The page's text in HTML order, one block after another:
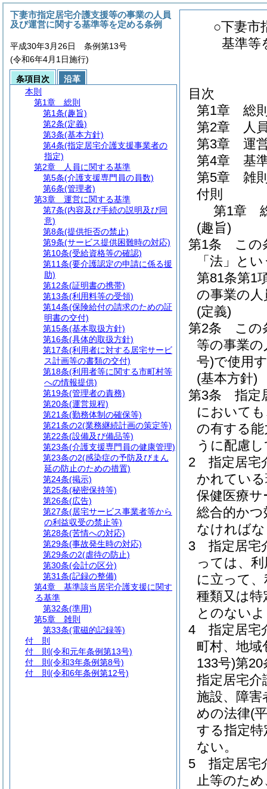
○下妻市
基準等
目次
第1章
総
第2章
人
第3章
運
第4章
基
第5章
雑
付則
第1章
(趣旨)
第1条
この
「法」と
第81条第1
の事業の
(定義)
第2条
この
等の事業
号)で使用
(基本方針)
第3条
指定
において
の有する
うに配慮
2
指定居宅
かれてい
保健医療
総合的か
なければ
3
指定居宅
っては、
に立って
種類又は
とのない
4
指定居宅
町村、地
133号)第20
指定居宅介
施設、障
めの法律(
する指定
ない。
5
指定居宅
止等のた
下妻市指定居宅介護支援等の事業の人員
及び運営に関する基準等を定める条例
平成30年3月26日 条例第13号
(令和6年4月1日施行)
条項目次
沿革
本則
第1章
総則
第1条(趣旨)
第2条(定義)
第3条(基本方針)
第4条(指定居宅介護支援事業者の
指定)
第2章
人員に関する基準
第5条(介護支援専門員の員数)
第6条(管理者)
第3章
運営に関する基準
第7条(内容及び手続の説明及び同
意)
第8条(提供拒否の禁止)
第9条(サービス提供困難時の対応)
第10条(受給資格等の確認)
第11条(要介護認定の申請に係る援
助)
第12条(証明書の携帯)
第13条(利用料等の受領)
第14条(保険給付の請求のための証
明書の交付)
第15条(基本取扱方針)
第16条(具体的取扱方針)
第17条(利用者に対する居宅サービ
ス計画等の書類の交付)
第18条(利用者等に関する市町村等
への情報提供)
第19条(管理者の責務)
第20条(運営規程)
第21条(勤務体制の確保等)
第21条の2(業務継続計画の策定等)
第22条(設備及び備品等)
第23条(介護支援専門員の健康管理)
第23条の2(感染症の予防及びまん
延の防止のための措置)
第24条(掲示)
第25条(秘密保持等)
第26条(広告)
第27条(居宅サービス事業者等から
の利益収受の禁止等)
第28条(苦情への対応)
第29条(事故発生時の対応)
第29条の2(虐待の防止)
第30条(会計の区分)
第31条(記録の整備)
第4章
基準該当居宅介護支援に関す
る基準
第32条(準用)
第5章
雑則
第33条(電磁的記録等)
付 則
付 則 (令和元年条例第13号)
付 則 (令和3年条例第8号)
付 則 (令和6年条例第12号)